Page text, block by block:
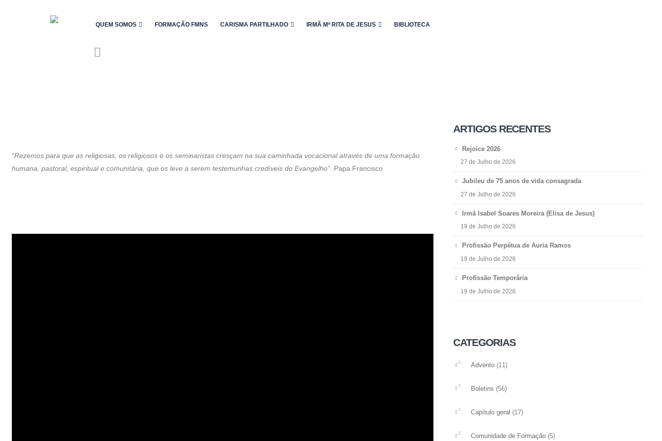
QUEM SOMOS FORMAÇÃO FMNS CARISMA PARTILHADO IRMÃ Mª RITA DE JESUS BIBLIOTECA
“Rezemos para que as religiosas, os religiosos e os seminaristas cresçam na sua caminhada vocacional através de uma formação
humana, pastoral, espiritual e comunitária, que os leve a serem testemunhas credíveis do Evangelho”. Papa Francisco
ARTIGOS RECENTES
Rejoice 2026
27 de Julho de 2026
Jubileu de 75 anos de vida consagrada
27 de Julho de 2026
Irmã Isabel Soares Moreira (Elisa de Jesus)
19 de Julho de 2026
Profissão Perpétua de Auria Ramos
19 de Julho de 2026
Profissão Temporária
19 de Julho de 2026
CATEGORIAS
Advento (11)
Boletins (56)
Capítulo geral (17)
Comunidade de Formação (5)